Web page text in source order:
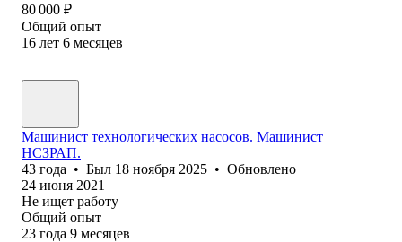
80 000 ₽
Общий опыт
16 лет 6 месяцев
Машинист технологических насосов. Машинист
НСЗРАП.
43 года • Был 18 ноября 2025 • Обновлено
24 июня 2021
Не ищет работу
Общий опыт
23 года 9 месяцев